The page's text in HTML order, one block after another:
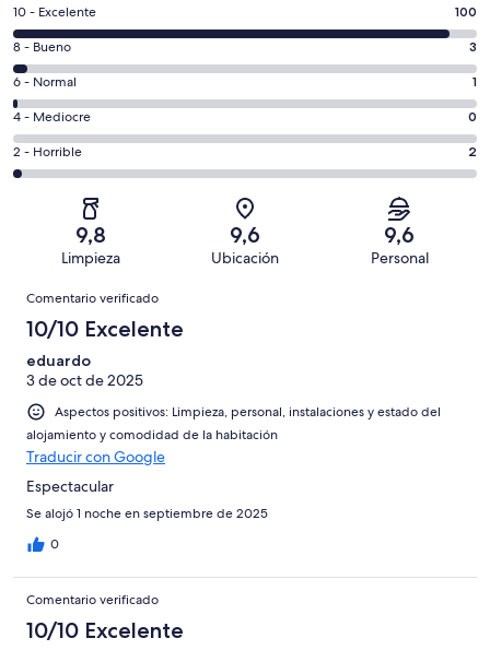
100
comentarios
de
un
total
de
106
con
puntuación
10 - Excelente 100
3
comentarios
de
un
total
de
106
puntuación
Bueno
8 - Bueno 3
1
comentarios
de
un
total
puntuación
Normal
6 - Normal 1
0
comentarios
de
una
puntuación
Mediocre
4 - Mediocre 0
2
comentarios
106
una
puntuación
de
Horrible
2 - Horrible 2
9,8
Limpieza
9,6
Ubicación
9,6
Personal
Comentarios
Comentario verificado
10/10 Excelente
eduardo
3 de oct de 2025
Aspectos positivos: Limpieza, personal, instalaciones y estado del
alojamiento y comodidad de la habitación
Traducir con Google
Espectacular
Se alojó 1 noche en septiembre de 2025
0
Comentario verificado
10/10 Excelente